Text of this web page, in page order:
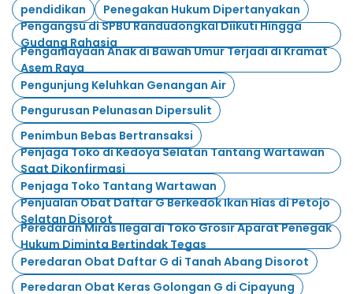
pendidikan
Penegakan Hukum Dipertanyakan
Pengangsu di SPBU Randudongkal Diikuti Hingga
Gudang Rahasia
Penganiayaan Anak di Bawah Umur Terjadi di Kramat
Asem Raya
Pengunjung Keluhkan Genangan Air
Pengurusan Pelunasan Dipersulit
Penimbun Bebas Bertransaksi
Penjaga Toko di Kedoya Selatan Tantang Wartawan
Saat Dikonfirmasi
Penjaga Toko Tantang Wartawan
Penjualan Obat Daftar G Berkedok Ikan Hias di Petojo
Selatan Disorot
Peredaran Miras Ilegal di Toko Grosir Aparat Penegak
Hukum Diminta Bertindak Tegas
Peredaran Obat Daftar G di Tanah Abang Disorot
Peredaran Obat Keras Golongan G di Cipayung